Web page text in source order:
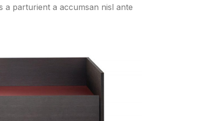
a parturient a accumsan nisl ante